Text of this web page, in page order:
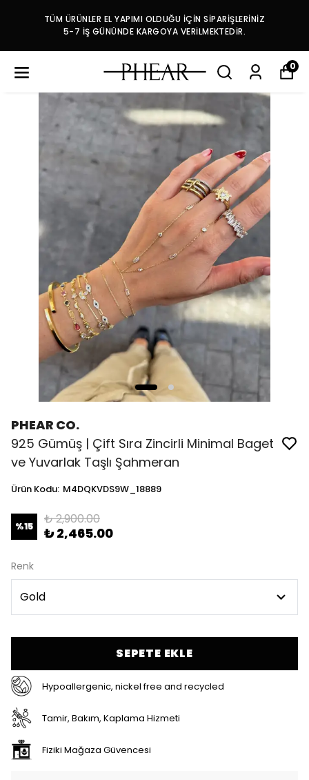
TÜM ÜRÜNLER EL YAPIMI OLDUĞU İÇİN SİPARİŞLERİNİZ
5-7 İŞ GÜNÜNDE KARGOYA VERİLMEKTEDİR.
0
PHEAR CO.
925 Gümüş | Çift Sıra Zincirli Minimal Baget
ve Yuvarlak Taşlı Şahmeran
Ürün Kodu: M4DQKVDS9W_18889
%15 ₺ 2,900.00
₺ 2,465.00
Renk
SEPETE EKLE
Hypoallergenic, nickel free and recycled
Tamir, Bakım, Kaplama Hizmeti
Fiziki Mağaza Güvencesi